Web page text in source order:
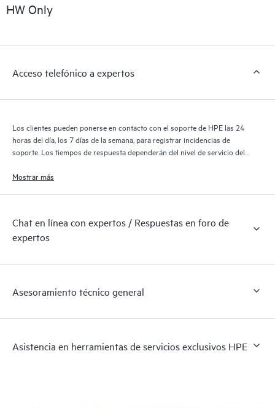
de HPE cubiertos por el servicio HPE Tech Care. Los clientes
distintos productos instalados en sus entornos y cómo
permiten a los clientes realizar determinadas actividades sin
proporcionan, además, un portal de recursos de conocimiento
los recursos de HPE, que impulsan la excelencia de las
operaciones y optimizan el rendimiento, del extremo a la nube.
HW Only
Acceso telefónico a expertos
Los clientes pueden ponerse en contacto con el soporte de HPE las 24
horas del día, los 7 días de la semana, para registrar incidencias de
soporte. Los tiempos de respuesta dependerán del nivel de servicio del
Mostrar más
Chat en línea con expertos / Respuestas en foro de
expertos
Asesoramiento técnico general
Asistencia en herramientas de servicios exclusivos HPE